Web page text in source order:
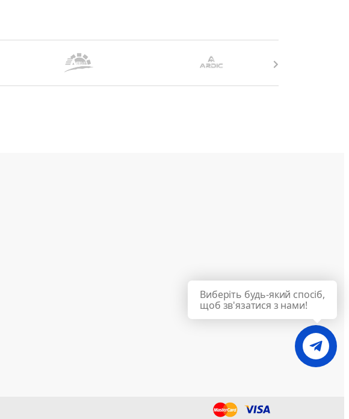
Виберіть будь-який спосіб,
щоб зв'язатися з нами!